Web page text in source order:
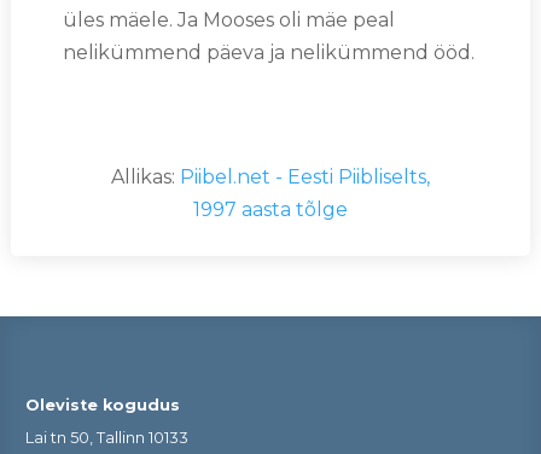
üles mäele. Ja Mooses oli mäe peal
nelikümmend päeva ja nelikümmend ööd.
Allikas: Piibel.net - Eesti Piibliselts,
1997 aasta tõlge
Oleviste kogudus
Lai tn 50, Tallinn 10133